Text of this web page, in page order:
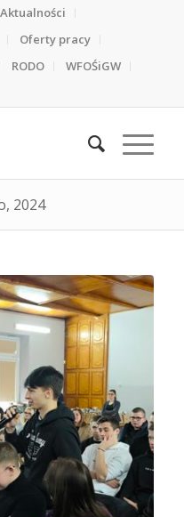
Aktualności
Oferty pracy
RODO
WFOŚiGW
2024